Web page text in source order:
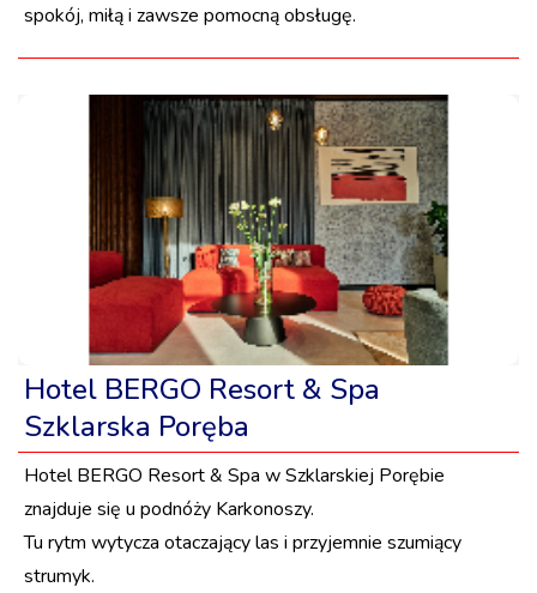
spokój, miłą i zawsze pomocną obsługę.
Hotel BERGO Resort & Spa
Szklarska Poręba
Hotel BERGO Resort & Spa w Szklarskiej Porębie
znajduje się u podnóży Karkonoszy.
Tu rytm wytycza otaczający las i przyjemnie szumiący
strumyk.